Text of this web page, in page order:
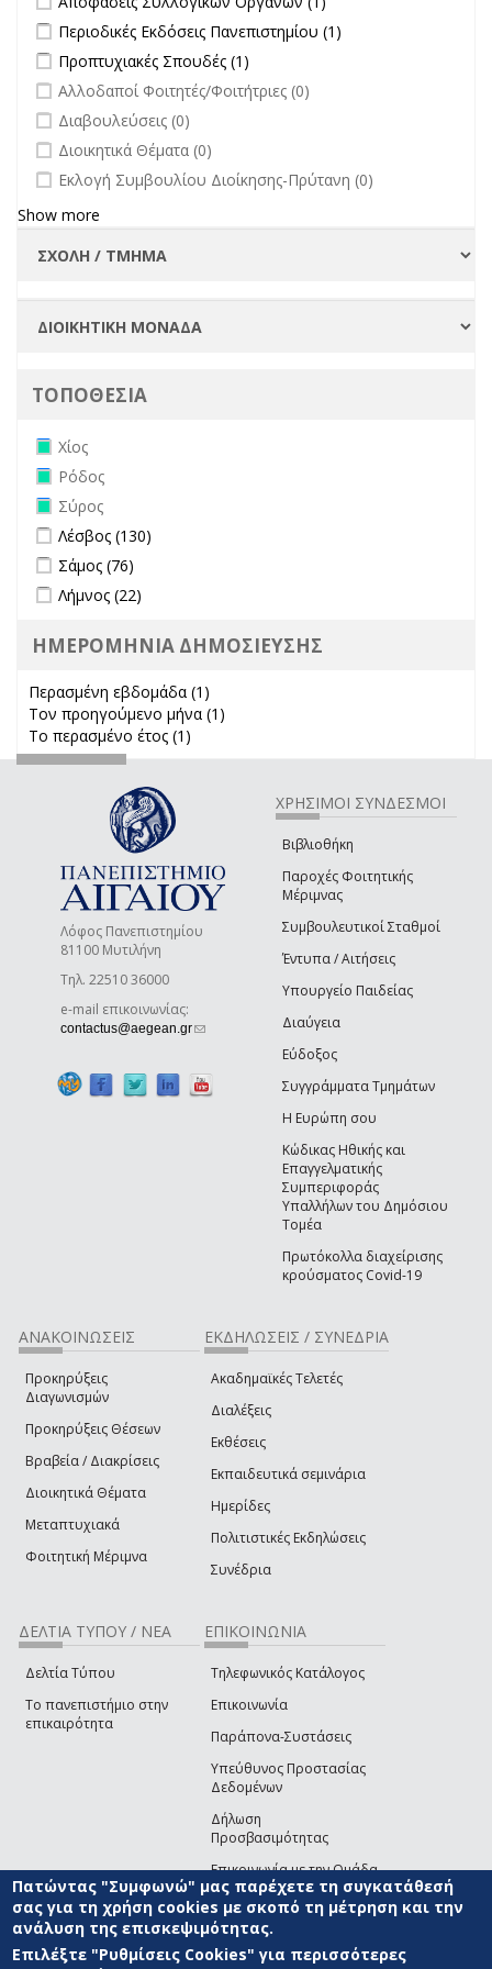
Οργάνων filter
Apply Περιοδικές Εκδόσεις Πανεπιστημίου filter
Περιοδικές Εκδόσεις Πανεπιστημίου (1)
Apply Προπτυχιακές Σπουδές filter
Προπτυχιακές Σπουδές (1)
undefined
Αλλοδαποί Φοιτητές/Φοιτήτριες (0)
undefined
Διαβουλεύσεις (0)
undefined
Διοικητικά Θέματα (0)
undefined
Εκλογή Συμβουλίου Διοίκησης-Πρύτανη (0)
Show more
ΤΟΠΟΘΕΣΙΑ
Remove Χίος filter
Χίος
Remove Ρόδος filter
Ρόδος
Remove Σύρος filter
Σύρος
Apply Λέσβος filter
Λέσβος (130)
Apply Σάμος filter
Σάμος (76)
Apply Λήμνος filter
Λήμνος (22)
ΗΜΕΡΟΜΗΝΙΑ ΔΗΜΟΣΙΕΥΣΗΣ
Περασμένη εβδομάδα (1)
Τον προηγούμενο μήνα (1)
Το περασμένο έτος (1)
Λόφος Πανεπιστημίου
81100 Μυτιλήνη
Τηλ. 22510 36000
e-mail επικοινωνίας:
contactus@aegean.gr(link sends e-mail)
ΧΡΗΣΙΜΟΙ ΣΥΝΔΕΣΜΟΙ
Βιβλιοθήκη
Παροχές Φοιτητικής
Μέριμνας
Συμβουλευτικοί Σταθμοί
Έντυπα / Αιτήσεις
Υπουργείο Παιδείας
Διαύγεια
Εύδοξος
Συγγράμματα Τμημάτων
Η Ευρώπη σου
Κώδικας Ηθικής και
Επαγγελματικής
Συμπεριφοράς
Υπαλλήλων του Δημόσιου
Τομέα
Πρωτόκολλα διαχείρισης
κρούσματος Covid-19
ΑΝΑΚΟΙΝΩΣΕΙΣ
Προκηρύξεις
Διαγωνισμών
Προκηρύξεις Θέσεων
Βραβεία / Διακρίσεις
Διοικητικά Θέματα
Μεταπτυχιακά
Φοιτητική Μέριμνα
ΕΚΔΗΛΩΣΕΙΣ / ΣΥΝΕΔΡΙΑ
Ακαδημαϊκές Τελετές
Διαλέξεις
Εκθέσεις
Εκπαιδευτικά σεμινάρια
Ημερίδες
Πολιτιστικές Εκδηλώσεις
Συνέδρια
ΔΕΛΤΙΑ ΤΥΠΟΥ / ΝΕΑ
Δελτία Τύπου
Το πανεπιστήμιο στην
επικαιρότητα
ΕΠΙΚΟΙΝΩΝΙΑ
Τηλεφωνικός Κατάλογος
Επικοινωνία
Παράπονα-Συστάσεις
Υπεύθυνος Προστασίας
Δεδομένων
Δήλωση
Προσβασιμότητας
Επικοινωνία με την Ομάδα
Ανάπτυξης του site(link sends e-mail)
© ΠΑΝΕΠΙΣΤΗΜΙΟ ΑΙΓΑΙΟΥ ΟΡΟΙ ΧΡΗΣΗΣ
ΑΝΑΠΤΥΞΗΣ
Πατώντας "Συμφωνώ" μας παρέχετε τη συγκατάθεσή
σας για τη χρήση cookies με σκοπό τη μέτρηση και την
ανάλυση της επισκεψιμότητας.
Επιλέξτε "Ρυθμίσεις Cookies" για περισσότερες